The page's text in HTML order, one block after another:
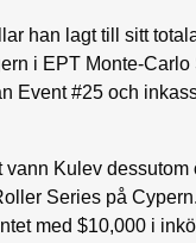
han lagt till sitt
i EPT Monte-
Event #25 och
vann Kulev dessutom
Series på
med $10,000 i